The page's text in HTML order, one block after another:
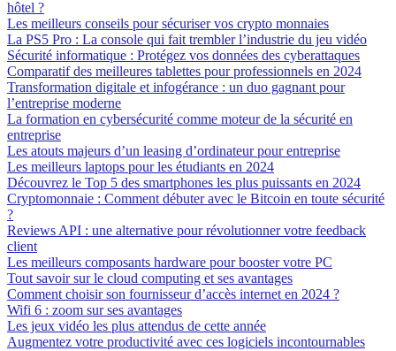
hôtel ?
Les meilleurs conseils pour sécuriser vos crypto monnaies
La PS5 Pro : La console qui fait trembler l’industrie du jeu vidéo
Sécurité informatique : Protégez vos données des cyberattaques
Comparatif des meilleures tablettes pour professionnels en 2024
Transformation digitale et infogérance : un duo gagnant pour
l’entreprise moderne
La formation en cybersécurité comme moteur de la sécurité en
entreprise
Les atouts majeurs d’un leasing d’ordinateur pour entreprise
Les meilleurs laptops pour les étudiants en 2024
Découvrez le Top 5 des smartphones les plus puissants en 2024
Cryptomonnaie : Comment débuter avec le Bitcoin en toute sécurité
?
Reviews API : une alternative pour révolutionner votre feedback
client
Les meilleurs composants hardware pour booster votre PC
Tout savoir sur le cloud computing et ses avantages
Comment choisir son fournisseur d’accès internet en 2024 ?
Wifi 6 : zoom sur ses avantages
Les jeux vidéo les plus attendus de cette année
Augmentez votre productivité avec ces logiciels incontournables